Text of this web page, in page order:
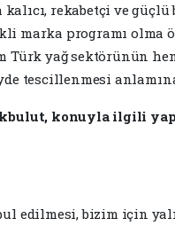
rekabetçi ve güçlü
marka programı olma
Türk yağ sektörünün
tescillenmesi
konuyla ilgili
edilmesi, bizim için